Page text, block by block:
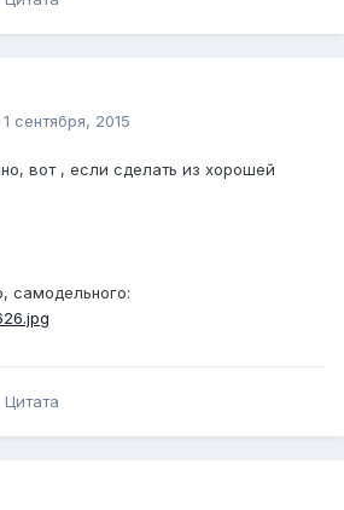
1 сентября, 2015
вот , если сделать из хорошей
самодельного:
Цитата